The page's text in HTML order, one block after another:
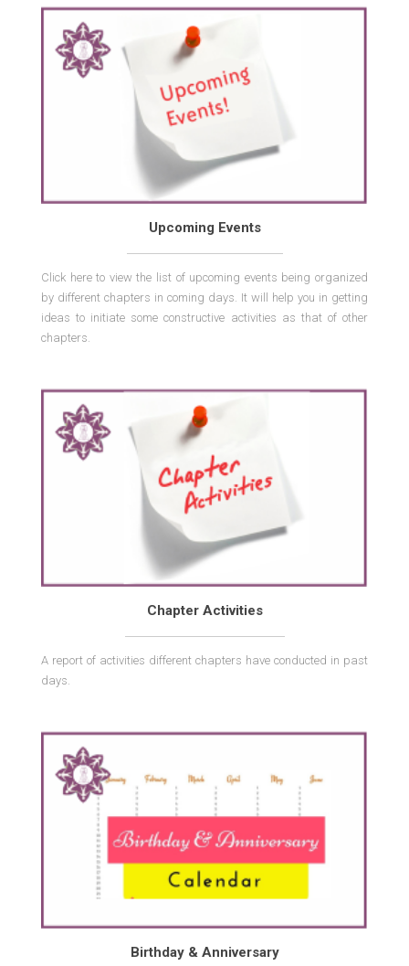
Upcoming Events
Click here to view the list of upcoming events being organized
by different chapters in coming days. It will help you in getting
ideas to initiate some constructive activities as that of other
chapters.
Chapter Activities
A report of activities different chapters have conducted in past
days.
Birthday & Anniversary